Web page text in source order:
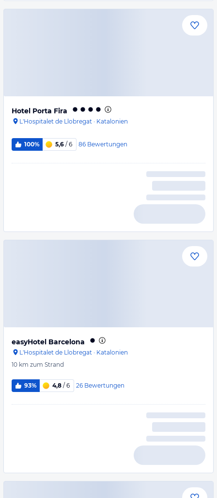
Hotel Porta Fira
L'Hospitalet de Llobregat · Katalonien
100% 5,6 / 6 86 Bewertungen
easyHotel Barcelona
L'Hospitalet de Llobregat · Katalonien
10 km zum Strand
93% 4,8 / 6 26 Bewertungen